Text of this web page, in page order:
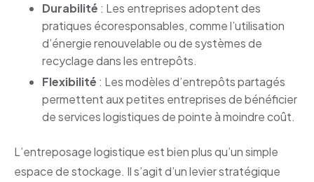
Durabilité : Les entreprises adoptent des
pratiques écoresponsables, comme l’utilisation
d’énergie renouvelable ou de systèmes de
recyclage dans les entrepôts.
Flexibilité : Les modèles d’entrepôts partagés
permettent aux petites entreprises de bénéficier
de services logistiques de pointe à moindre coût.
L’entreposage logistique est bien plus qu’un simple
espace de stockage. Il s’agit d’un levier stratégique